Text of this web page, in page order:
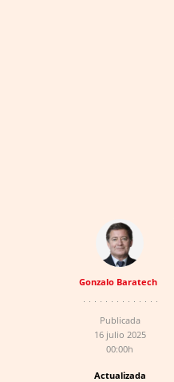
Gonzalo Baratech
Publicada
16 julio 2025
00:00h
Actualizada